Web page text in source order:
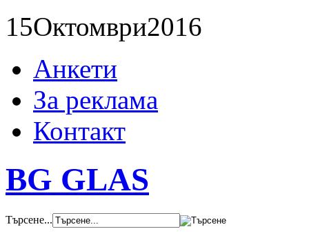
15Октомври2016
Анкети
За реклама
Контакт
BG GLAS
Търсене...